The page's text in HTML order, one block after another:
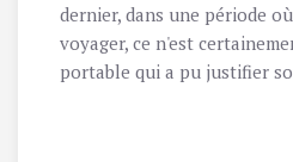
dernier, dans une période
voyager, ce n'est
portable qui a pu justifier